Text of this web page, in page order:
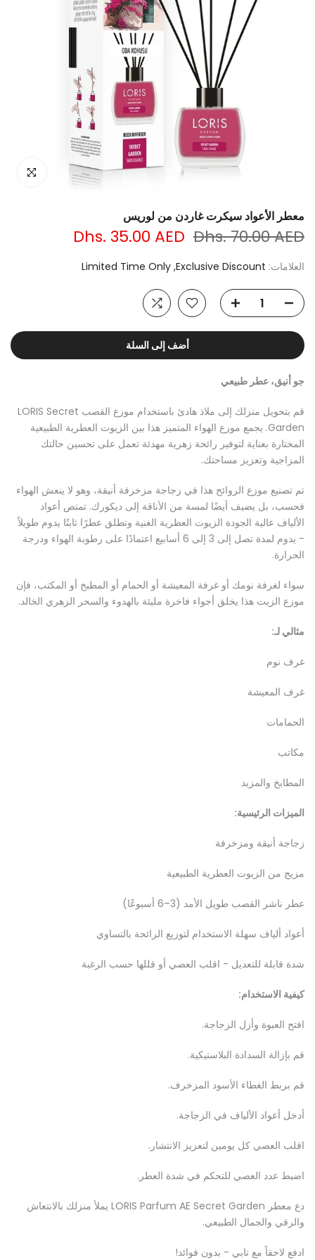
انقر للتكبير
معطر الأعواد سيكرت غاردن من لوريس
Dhs. 70.00 AED
Dhs. 35.00 AED
العلامات: Exclusive Discount
Limited Time Only
أضف إلى السلة
جو أنيق، عطر طبيعي
قم بتحويل منزلك إلى ملاذ هادئ باستخدام موزع القصب LORIS Secret
Garden. يجمع موزع الهواء المتميز هذا بين الزيوت العطرية الطبيعية
المختارة بعناية لتوفير رائحة زهرية مهدئة تعمل على تحسين حالتك
المزاجية وتعزيز مساحتك.
تم تصنيع موزع الروائح هذا في زجاجة مزخرفة أنيقة، وهو لا ينعش الهواء
فحسب، بل يضيف أيضًا لمسة من الأناقة إلى ديكورك. تمتص أعواد
الألياف عالية الجودة الزيوت العطرية الغنية وتطلق عطرًا ثابتًا يدوم طويلاً
- يدوم لمدة تصل إلى 3 إلى 6 أسابيع اعتمادًا على رطوبة الهواء ودرجة
الحرارة.
سواء لغرفة نومك أو غرفة المعيشة أو الحمام أو المطبخ أو المكتب، فإن
موزع الزيت هذا يخلق أجواء فاخرة مليئة بالهدوء والسحر الزهري الخالد.
مثالي لـ:
غرف نوم
غرف المعيشة
الحمامات
مكاتب
المطابخ والمزيد
الميزات الرئيسية:
زجاجة أنيقة ومزخرفة
مزيج من الزيوت العطرية الطبيعية
عطر ناشر القصب طويل الأمد (3–6 أسبوعًا)
أعواد ألياف سهلة الاستخدام لتوزيع الرائحة بالتساوي
شدة قابلة للتعديل - اقلب العصي أو قللها حسب الرغبة
كيفية الاستخدام:
افتح العبوة وأزل الزجاجة.
قم بإزالة السدادة البلاستيكية.
قم بربط الغطاء الأسود المزخرف.
أدخل أعواد الألياف في الزجاجة.
اقلب العصي كل يومين لتعزيز الانتشار.
اضبط عدد العصي للتحكم في شدة العطر.
دع معطر LORIS Parfum AE Secret Garden يملأ منزلك بالانتعاش
والرقي والجمال الطبيعي.
ادفع لاحقاً مع تابي - بدون فوائد!